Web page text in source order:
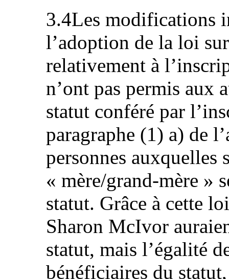
3.4Les modifications
l’adoption de la loi
relativement à
n’ont pas permis aux
statut conféré par
paragraphe (1) a) de
personnes auxquelles
« mère/grand-mère »
statut. Grâce à cette
Sharon McIvor
statut, mais l’égalité
bénéficiaires du